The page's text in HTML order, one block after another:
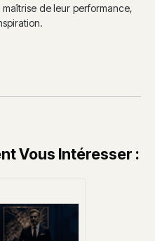
de leur performance,
Vous Intéresser :